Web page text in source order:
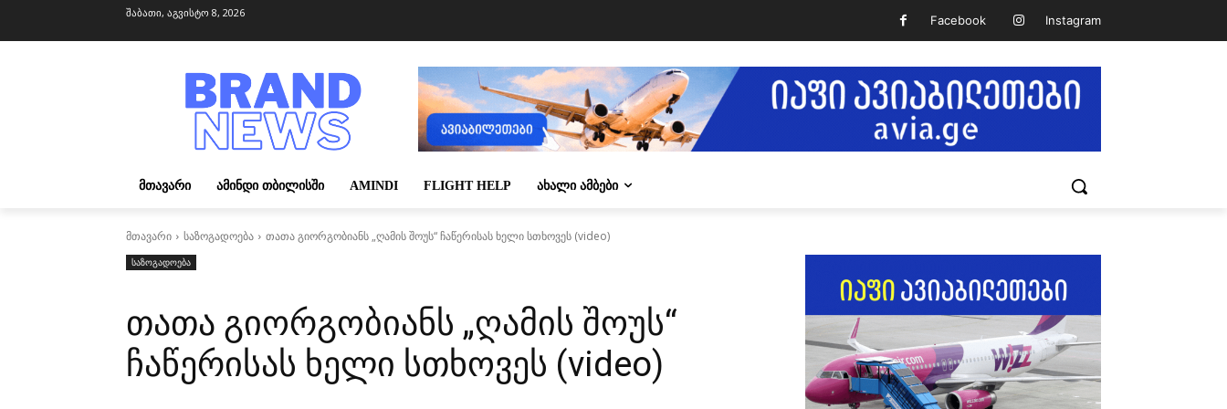
Facebook Instagram
შაბათი, აგვისტო 8, 2026
ᲛᲗᲐᲕᲐᲠᲘ ᲐᲛᲘᲜᲓᲘ ᲗᲑᲘᲚᲘᲡᲨᲘ AMINDI FLIGHT HELP ᲐᲮᲐᲚᲘ ᲐᲛᲑᲔᲑᲘ
მთავარი საზოგადოება თათა გიორგობიანს „ღამის შოუს“ ჩაწერისას ხელი სთხოვეს (video)
საზოგადოება
თათა გიორგობიანს „ღამის შოუს“
ჩაწერისას ხელი სთხოვეს (video)